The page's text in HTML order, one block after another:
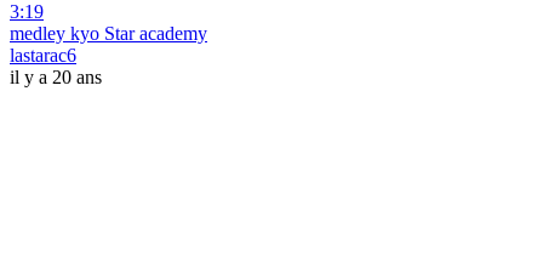
3:19
medley kyo Star academy
lastarac6
il y a 20 ans